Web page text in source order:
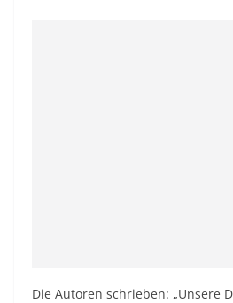
Die Autoren schrieben: „Unsere